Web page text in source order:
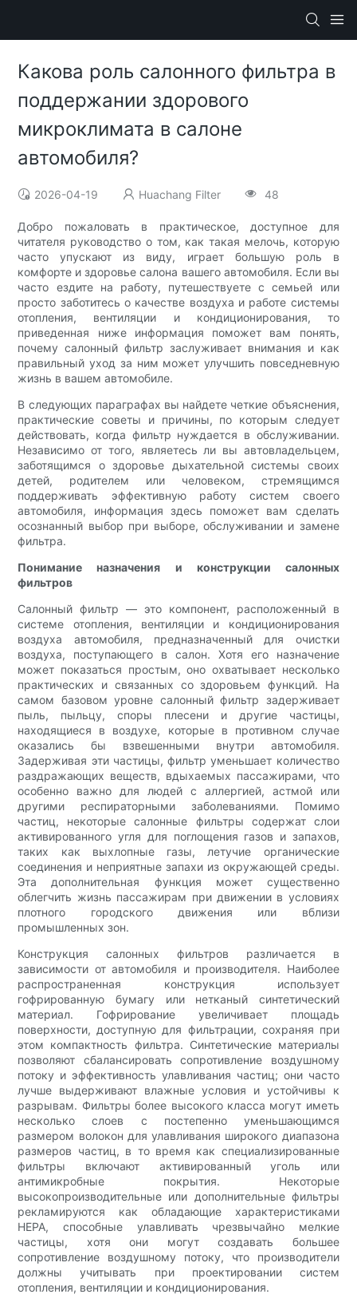
Какова роль салонного фильтра в
поддержании здорового
микроклимата в салоне
автомобиля?
2026-04-19 Huachang Filter 48
Добро пожаловать в практическое, доступное для
читателя руководство о том, как такая мелочь, которую
часто упускают из виду, играет большую роль в
комфорте и здоровье салона вашего автомобиля. Если вы
часто ездите на работу, путешествуете с семьей или
просто заботитесь о качестве воздуха и работе системы
отопления, вентиляции и кондиционирования, то
приведенная ниже информация поможет вам понять,
почему салонный фильтр заслуживает внимания и как
правильный уход за ним может улучшить повседневную
жизнь в вашем автомобиле.
В следующих параграфах вы найдете четкие объяснения,
практические советы и причины, по которым следует
действовать, когда фильтр нуждается в обслуживании.
Независимо от того, являетесь ли вы автовладельцем,
заботящимся о здоровье дыхательной системы своих
детей, родителем или человеком, стремящимся
поддерживать эффективную работу систем своего
автомобиля, информация здесь поможет вам сделать
осознанный выбор при выборе, обслуживании и замене
фильтра.
Понимание назначения и конструкции салонных
фильтров
Салонный фильтр — это компонент, расположенный в
системе отопления, вентиляции и кондиционирования
воздуха автомобиля, предназначенный для очистки
воздуха, поступающего в салон. Хотя его назначение
может показаться простым, оно охватывает несколько
практических и связанных со здоровьем функций. На
самом базовом уровне салонный фильтр задерживает
пыль, пыльцу, споры плесени и другие частицы,
находящиеся в воздухе, которые в противном случае
оказались бы взвешенными внутри автомобиля.
Задерживая эти частицы, фильтр уменьшает количество
раздражающих веществ, вдыхаемых пассажирами, что
особенно важно для людей с аллергией, астмой или
другими респираторными заболеваниями. Помимо
частиц, некоторые салонные фильтры содержат слои
активированного угля для поглощения газов и запахов,
таких как выхлопные газы, летучие органические
соединения и неприятные запахи из окружающей среды.
Эта дополнительная функция может существенно
облегчить жизнь пассажирам при движении в условиях
плотного городского движения или вблизи
промышленных зон.
Конструкция салонных фильтров различается в
зависимости от автомобиля и производителя. Наиболее
распространенная конструкция использует
гофрированную бумагу или нетканый синтетический
материал. Гофрирование увеличивает площадь
поверхности, доступную для фильтрации, сохраняя при
этом компактность фильтра. Синтетические материалы
позволяют сбалансировать сопротивление воздушному
потоку и эффективность улавливания частиц; они часто
лучше выдерживают влажные условия и устойчивы к
разрывам. Фильтры более высокого класса могут иметь
несколько слоев с постепенно уменьшающимся
размером волокон для улавливания широкого диапазона
размеров частиц, в то время как специализированные
фильтры включают активированный уголь или
антимикробные покрытия. Некоторые
высокопроизводительные или дополнительные фильтры
рекламируются как обладающие характеристиками
HEPA, способные улавливать чрезвычайно мелкие
частицы, хотя они могут создавать большее
сопротивление воздушному потоку, что производители
должны учитывать при проектировании систем
отопления, вентиляции и кондиционирования.